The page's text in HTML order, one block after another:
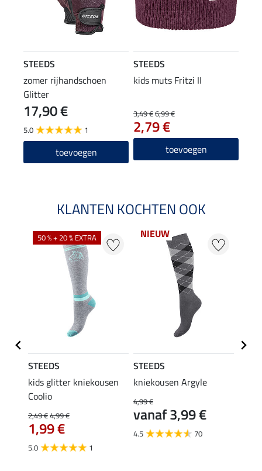
STEEDS
zomer rijhandschoen
Glitter
17,90 €
5.0 1
toevoegen
STEEDS
kids muts Fritzi II
3,49 €6,99 €
2,79 €
toevoegen
KLANTEN KOCHTEN OOK
50 % + 20 % EXTRA
STEEDS
kids glitter kniekousen
Coolio
2,49 €4,99 €
1,99 €
5.0 1
NIEUW
STEEDS
kniekousen Argyle
4,99 €
vanaf 3,99 €
4.5 70